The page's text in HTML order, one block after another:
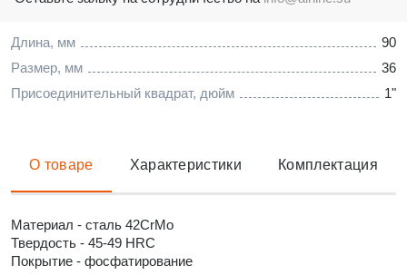
Длина, мм
90
Размер, мм
36
Присоединительный квадрат, дюйм
1"
О товаре Характеристики Комплектация
Материал - сталь 42CrMo
Твердость - 45-49 HRC
Покрытие - фосфатирование